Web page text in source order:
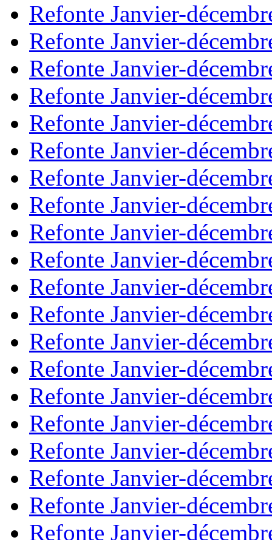
Refonte Janvier-
Refonte Janvier-
Refonte Janvier-
Refonte Janvier-
Refonte Janvier-
Refonte Janvier-
Refonte Janvier-
Refonte Janvier-
Refonte Janvier-
Refonte Janvier-
Refonte Janvier-
Refonte Janvier-
Refonte Janvier-
Refonte Janvier-
Refonte Janvier-
Refonte Janvier-
Refonte Janvier-
Refonte Janvier-
Refonte Janvier-
Refonte Janvier-